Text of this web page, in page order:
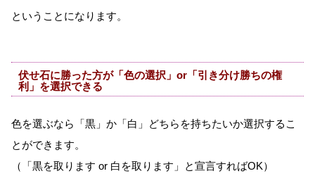
ということになります。
伏せ石に勝った方が「色の選択」or「引き分け勝ちの権
利」を選択できる
色を選ぶなら「黒」か「白」どちらを持ちたいか選択するこ
とができます。
（「黒を取ります or 白を取ります」と宣言すればOK）